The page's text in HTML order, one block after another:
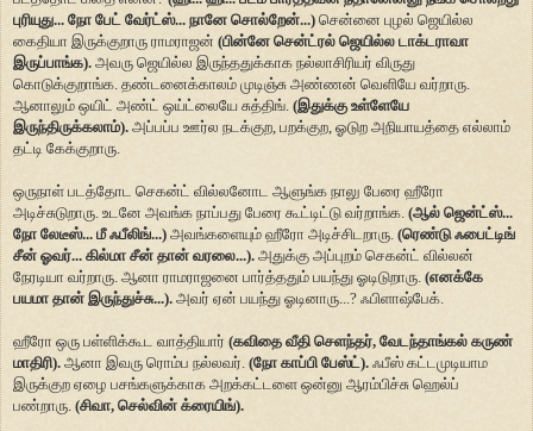
புரியுது... நோ பேட் வேர்ட்ஸ்... நானே சொல்றேன்...) சென்னை புழல் ஜெயில்ல
கைதியா இருக்குறாரு ராமராஜன் (பின்னே சென்ட்ரல் ஜெயில்ல டாக்டராவா
இருப்பாங்க). அவரு ஜெயில்ல இருந்ததுக்காக நல்லாசிரியர் விருது
கொடுக்குறாங்க. தண்டனைக்காலம் முடிஞ்சு அண்ணன் வெளியே வர்றாரு.
ஆனாலும் ஒயிட் அண்ட் ஒய்ட்லையே சுத்திங். (இதுக்கு உள்ளேயே
இருந்திருக்கலாம்). அப்பப்ப ஊர்ல நடக்குற, பறக்குற, ஓடுற அநியாயத்தை எல்லாம்
தட்டி கேக்குறாரு.
ஒருநாள் படத்தோட செகன்ட் வில்லனோட ஆளுங்க நாலு பேரை ஹீரோ
அடிச்சுடுறாரு. உடனே அவங்க நாப்பது பேரை கூட்டிட்டு வர்றாங்க. (ஆல் ஜென்ட்ஸ்...
நோ லேடீஸ்... மீ ஃபீலிங்...) அவங்களையும் ஹீரோ அடிச்சிடறாரு. (ரெண்டு ஃபைட்டிங்
சீன் ஓவர்... கில்மா சீன் தான் வரலை...). அதுக்கு அப்புறம் செகன்ட் வில்லன்
நேரடியா வர்றாரு. ஆனா ராமராஜனை பார்த்ததும் பயந்து ஓடிடுறாரு. (எனக்கே
பயமா தான் இருந்துச்சு...). அவர் ஏன் பயந்து ஓடினாரு...? ஃபிளாஷ்பேக்.
ஹீரோ ஒரு பள்ளிக்கூட வாத்தியார் (கவிதை வீதி செளந்தர், வேடந்தாங்கல் கருண்
மாதிரி). ஆனா இவரு ரொம்ப நல்லவர். (நோ காப்பி பேஸ்ட்). ஃபீஸ் கட்டமுடியாம
இருக்குற ஏழை பசங்களுக்காக அறக்கட்டளை ஒன்னு ஆரம்பிச்சு ஹெல்ப்
பண்றாரு. (சிவா, செல்வின் க்ரையிங்).